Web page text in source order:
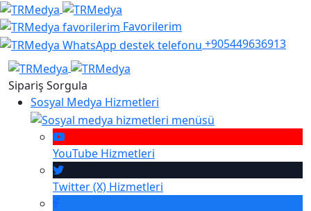
Favorilerim
+905449636913
Sipariş Sorgula
Sosyal Medya Hizmetleri
YouTube Hizmetleri
Twitter (X) Hizmetleri